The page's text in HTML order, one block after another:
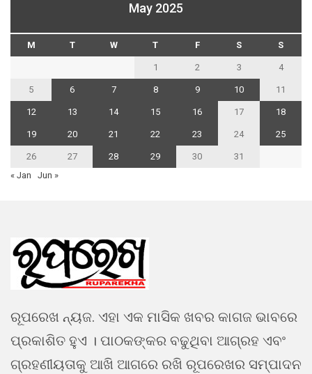
May 2025
M T W T F S S
1 2 3 4
5 6 7 8 9 10 11
12 13 14 15 16 17 18
19 20 21 22 23 24 25
26 27 28 29 30
31
« Jan
Jun »
ରୂପରେଖ ନ୍ୟଜ. ଏହା ଏକ ମାସିକ ଖବର କାଗଜ ଭାବରେ
ପ୍ରକାଶିତ ହୁଏ । ପାଠକଙ୍କର ବଢୁଥିବା ଆଗ୍ରହ ଏବଂ
ଗ୍ରହଣୀୟତାକୁ ଆଖି ଆଗରେ ରଖି ରୂପରେଖର ସମ୍ପାଦନ